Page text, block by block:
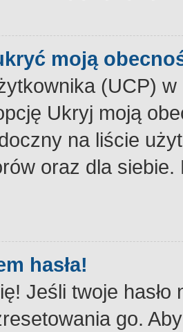
moją
(UCP) w
Ukryj moją
na liście
oraz dla
hasła!
Jeśli twoje
go.